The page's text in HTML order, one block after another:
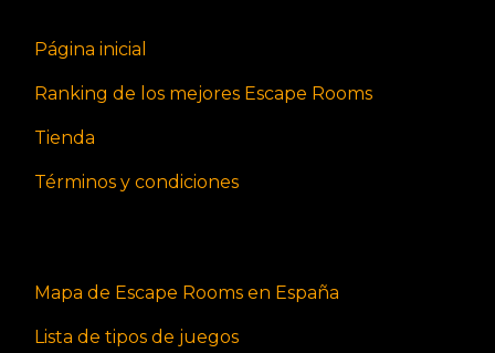
Página inicial
Ranking de los mejores Escape Rooms
Tienda
Términos y condiciones
Mapa de Escape Rooms en España
Lista de tipos de juegos